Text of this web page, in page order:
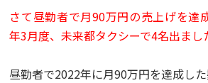
さて昼勤者で月90万円の売上げを達
年3月度、未来都タクシーで4名出ま
昼勤者で2022年に月90万円を達成した